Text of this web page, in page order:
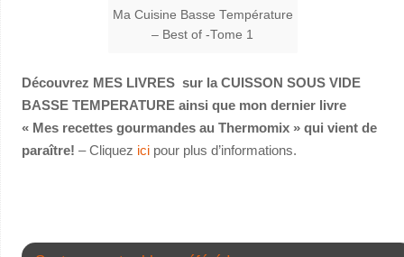
Ma Cuisine Basse Température
– Best of -Tome 1
Découvrez MES LIVRES sur la CUISSON SOUS VIDE
BASSE TEMPERATURE ainsi que mon dernier livre
« Mes recettes gourmandes au Thermomix » qui vient de
paraître! – Cliquez icipour plus d’informations.